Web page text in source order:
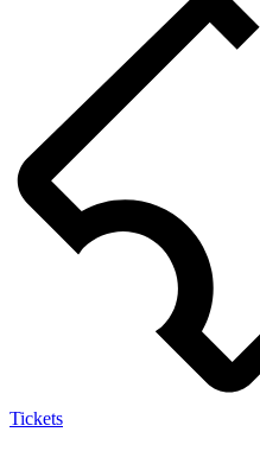
Tickets